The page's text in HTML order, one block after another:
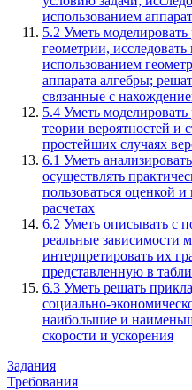
использованием
5.2 Уметь
геометрии,
использованием
аппарата алгебры;
связанные с
5.4 Уметь
теории вероятностей и
простейших случаях
6.1 Уметь
осуществлять
пользоваться оценкой
расчетах
6.2 Уметь описывать с
реальные зависимости
интерпретировать их
представленную в
6.3 Уметь решать
социально-
наибольшие и
скорости и ускорения
Задания
Требования